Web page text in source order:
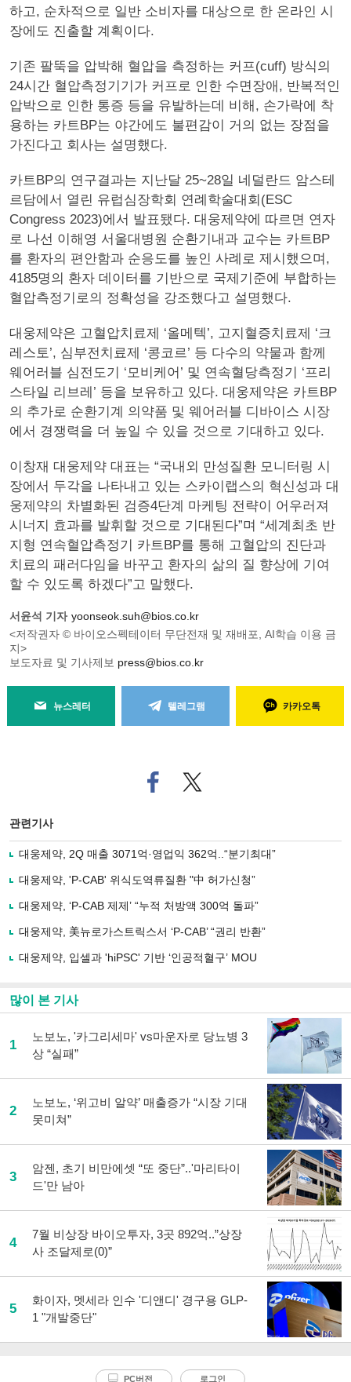
하고, 순차적으로 일반 소비자를 대상으로 한 온라인 시
장에도 진출할 계획이다.
기존 팔뚝을 압박해 혈압을 측정하는 커프(cuff) 방식의
24시간 혈압측정기기가 커프로 인한 수면장애, 반복적인
압박으로 인한 통증 등을 유발하는데 비해, 손가락에 착
용하는 카트BP는 야간에도 불편감이 거의 없는 장점을
가진다고 회사는 설명했다.
카트BP의 연구결과는 지난달 25~28일 네덜란드 암스테
르담에서 열린 유럽심장학회 연례학술대회(ESC
Congress 2023)에서 발표됐다. 대웅제약에 따르면 연자
로 나선 이해영 서울대병원 순환기내과 교수는 카트BP
를 환자의 편안함과 순응도를 높인 사례로 제시했으며,
4185명의 환자 데이터를 기반으로 국제기준에 부합하는
혈압측정기로의 정확성을 강조했다고 설명했다.
대웅제약은 고혈압치료제 ‘올메텍’, 고지혈증치료제 ‘크
레스토’, 심부전치료제 ‘콩코르’ 등 다수의 약물과 함께
웨어러블 심전도기 ‘모비케어’ 및 연속혈당측정기 ‘프리
스타일 리브레’ 등을 보유하고 있다. 대웅제약은 카트BP
의 추가로 순환기계 의약품 및 웨어러블 디바이스 시장
에서 경쟁력을 더 높일 수 있을 것으로 기대하고 있다.
이창재 대웅제약 대표는 “국내외 만성질환 모니터링 시
장에서 두각을 나타내고 있는 스카이랩스의 혁신성과 대
웅제약의 차별화된 검증4단계 마케팅 전략이 어우러져
시너지 효과를 발휘할 것으로 기대된다”며 “세계최초 반
지형 연속혈압측정기 카트BP를 통해 고혈압의 진단과
치료의 패러다임을 바꾸고 환자의 삶의 질 향상에 기여
할 수 있도록 하겠다”고 말했다.
서윤석 기자 yoonseok.suh@bios.co.kr
<저작권자 © 바이오스펙테이터 무단전재 및 재배포, AI학습 이용 금
지>
보도자료 및 기사제보 press@bios.co.kr
뉴스레터 텔레그램 카카오톡
페
이
로
기
사
유
기
트위
터로
관련기사
대웅제약, 2Q 매출 3071억·영업익 362억..“분기최대”
대웅제약, 'P-CAB' 위식도역류질환 "中 허가신청”
대웅제약, ‘P-CAB 제제’ “누적 처방액 300억 돌파”
대웅제약, 美뉴로가스트릭스서 ‘P-CAB’ “권리 반환”
대웅제약, 입셀과 'hiPSC' 기반 ‘인공적혈구’ MOU
많이 본 기사
1
노보노, '카그리세마' vs마운자로 당뇨병 3
상 “실패”
2
노보노, ‘위고비 알약’ 매출증가 “시장 기대
못미쳐”
3
암젠, 초기 비만에셋 “또 중단”..'마리타이
드'만 남아
4
7월 비상장 바이오투자, 3곳 892억..”상장
사 조달제로(0)”
5
화이자, 멧세라 인수 '디앤디' 경구용 GLP-
1 "개발중단"
PC버전 로그인